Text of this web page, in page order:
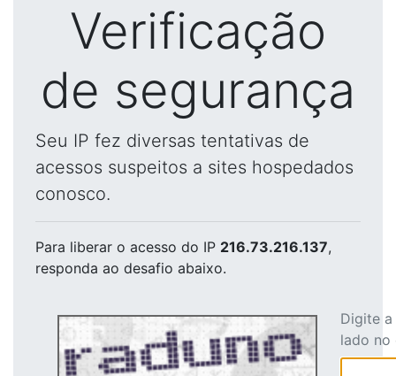
Verificação
de segurança
Seu IP fez diversas tentativas de
acessos suspeitos a sites hospedados
conosco.
Para liberar o acesso do IP 216.73.216.137,
responda ao desafio abaixo.
Digite
lado no